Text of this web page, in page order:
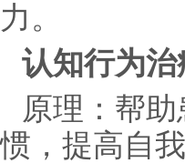
力。
认知行为治
原理：帮
惯，提高自